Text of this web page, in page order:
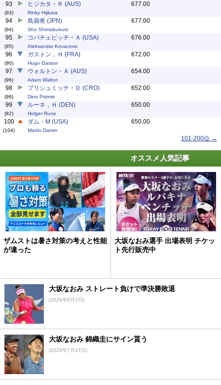
93
(93)
ヒジカタ・Ｒ (AUS)
Rinky Hijikata
677.00
94
(94)
島袋将 (JPN)
Sho Shimabukuro
677.00
95
(95)
コバチェビッチ・Ａ (USA)
Aleksandar Kovacevic
676.00
96
(90)
ガストン，Ｈ (FRA)
Hugo Gaston
672.00
97
(96)
ウォルトン・Ａ (AUS)
Adam Walton
654.00
98
(98)
プリシュミッチ・Ｄ (CRO)
Dino Prizmic
652.00
99
(82)
ルーネ，Ｈ (DEN)
Holger Rune
650.00
100
(104)
ダム・M (USA)
Martin Damm
650.00
101-200位 →
オススメ人気記事
ザムストは暑さ対策の考えと性能
が違った
大坂なおみ選手 出場表明 チケッ
ト先行販売中
大坂なおみ ストレート負けで準決勝敗退
(2026年8月2日)
大坂なおみ 錦織圭にサイン貰う
(2026年7月27日)